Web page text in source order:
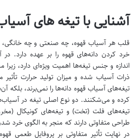
آشنایی با تیغه های
قلب هر آسیاب قهوه، چه صنعتی و چه
خرد کردن دانه‌های قهوه را بر عهده دارد.
اندازه و جنس تیغه‌ها اهمیت ویژه‌ای دارد،
ذرات آسیاب شده و میزان تولید حرارت تأثیر
تیغه‌های آسیاب قهوه دانه‌ها را نمی‌برند، بلکه
کرده و می‌شکنند. دو نوع اصلی تیغه در
تیغه‌های فلت (تخت) و تیغه‌های کونیکال
طراحی متفاوتی دارند که منجر به الگوی خرد شدن
در نهایت تأثیر متفاوتی بر پروفایل طعمی